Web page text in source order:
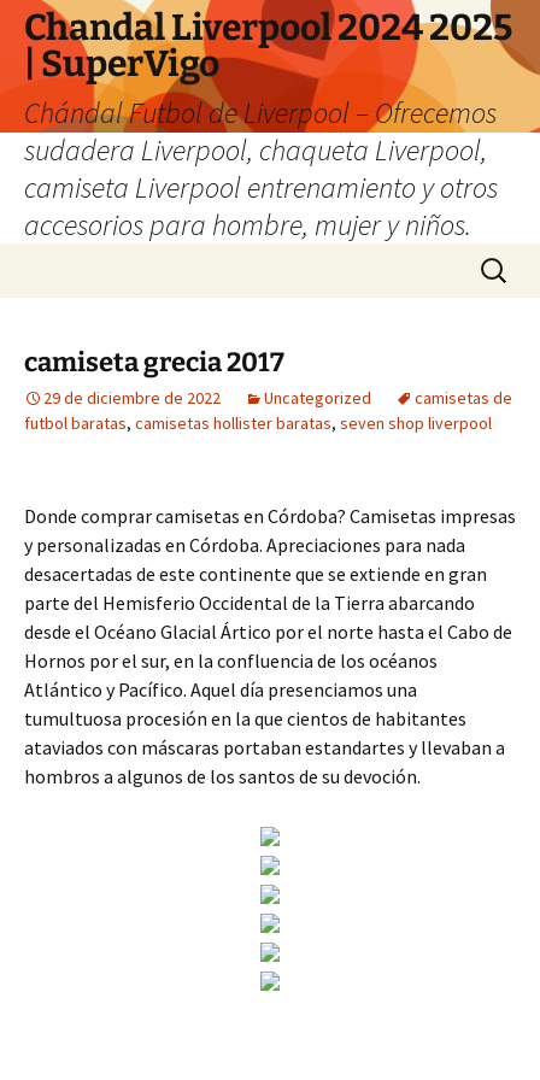
Chandal Liverpool 2024 2025
| SuperVigo
Chándal Futbol de Liverpool – Ofrecemos
sudadera Liverpool, chaqueta Liverpool,
camiseta Liverpool entrenamiento y otros
accesorios para hombre, mujer y niños.
Buscar:
camiseta grecia 2017
29 de diciembre de 2022 Uncategorized
camisetas de
futbol baratas, camisetas hollister baratas, seven shop liverpool
Donde comprar camisetas en Córdoba? Camisetas impresas
y personalizadas en Córdoba. Apreciaciones para nada
desacertadas de este continente que se extiende en gran
parte del Hemisferio Occidental de la Tierra abarcando
desde el Océano Glacial Ártico por el norte hasta el Cabo de
Hornos por el sur, en la confluencia de los océanos
Atlántico y Pacífico. Aquel día presenciamos una
tumultuosa procesión en la que cientos de habitantes
ataviados con máscaras portaban estandartes y llevaban a
hombros a algunos de los santos de su devoción.